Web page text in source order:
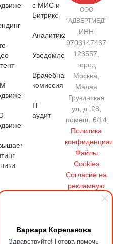
Варвара Корепанова
Здравствуйте! Готова помочь
с МИС и
Битрикс
Аналитика
Уведомления
Врачебная
комиссия
IT-
аудит
ООО
"АДВЕРТМЕД"
ИНН
9703147437
123557,
город
Москва,
Малая
Грузинская
ул, д. 28,
помещ. 6/14
Политика
Файлы
Cookies
Cогласие на
рекламную